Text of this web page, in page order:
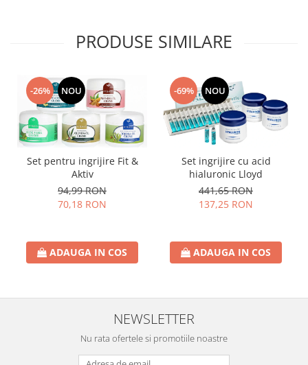
PRODUSE SIMILARE
-26% NOU
Set pentru ingrijire Fit &
Aktiv
94,99 RON
70,18 RON
ADAUGA IN COS
-69% NOU
Set ingrijire cu acid
hialuronic Lloyd
441,65 RON
137,25 RON
ADAUGA IN COS
NEWSLETTER
Nu rata ofertele si promotiile noastre